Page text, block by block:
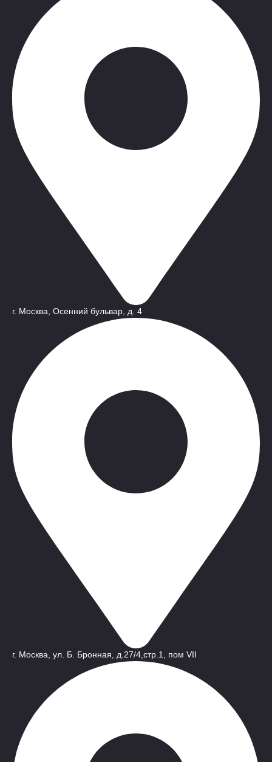
г. Москва, Осенний бульвар, д. 4
г. Москва, ул. Б. Бронная, д.27/4,стр.1, пом VII